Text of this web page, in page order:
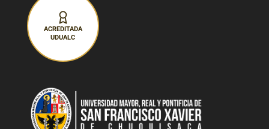
ACREDITADA
UDUALC